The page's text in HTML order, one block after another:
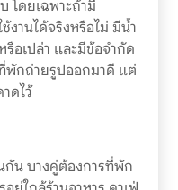
โดยเฉพาะถ้ามี
งานได้จริงหรือไม่ มีน้ำ
อเปล่า และมีข้อจำกัด
ที่พักถ่ายรูปออกมาดี แต่
ดไว้
กัน บางคู่ต้องการที่พัก